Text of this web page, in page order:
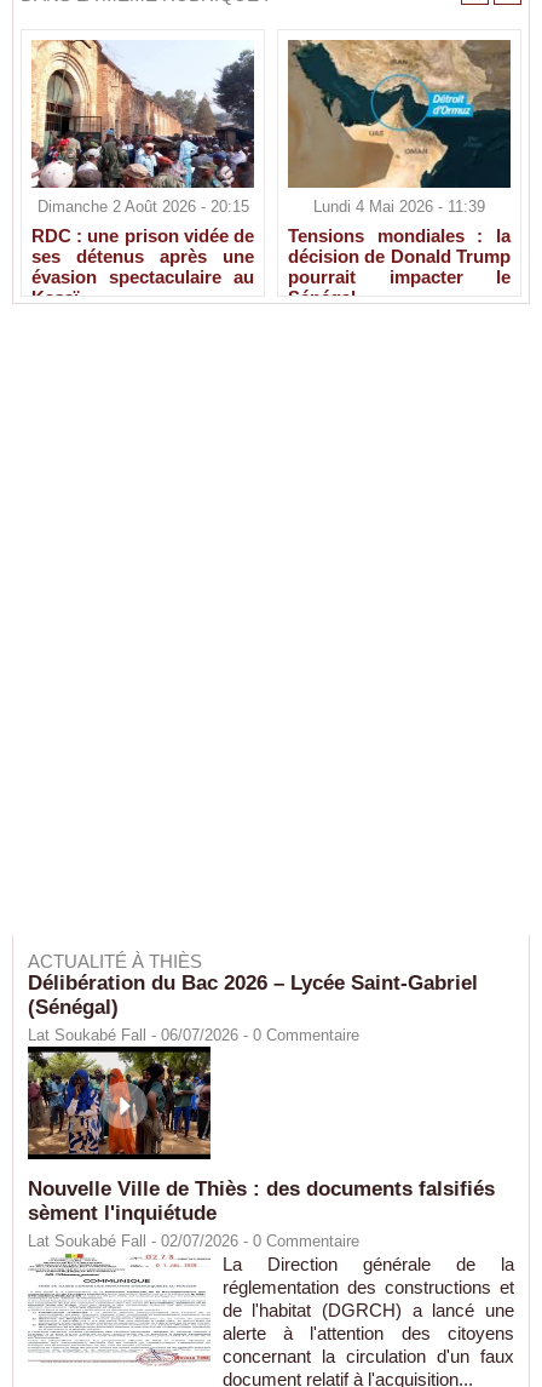
Dimanche 2 Août 2026 - 20:15
RDC : une prison vidée de
ses détenus après une
évasion spectaculaire au
Kasaï
Lundi 4 Mai 2026 - 11:39
Tensions mondiales : la
décision de Donald Trump
pourrait impacter le
Sénégal
ACTUALITÉ À THIÈS
Délibération du Bac 2026 – Lycée Saint-Gabriel
(Sénégal)
Lat Soukabé Fall - 06/07/2026 - 0 Commentaire
Nouvelle Ville de Thiès : des documents falsifiés
sèment l'inquiétude
Lat Soukabé Fall - 02/07/2026 - 0 Commentaire
La Direction générale de la
réglementation des constructions et
de l'habitat (DGRCH) a lancé une
alerte à l'attention des citoyens
concernant la circulation d'un faux
document relatif à l'acquisition...